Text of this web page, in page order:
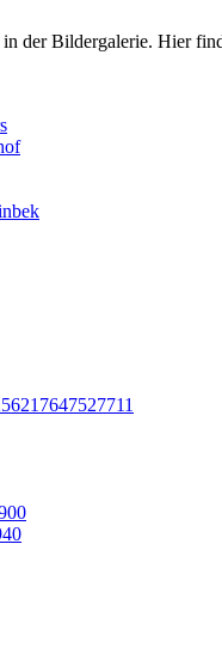
in der Bildergalerie. Hier